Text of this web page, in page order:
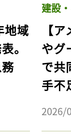
地域
。
建設
【
やグ
で共
手不
2026/